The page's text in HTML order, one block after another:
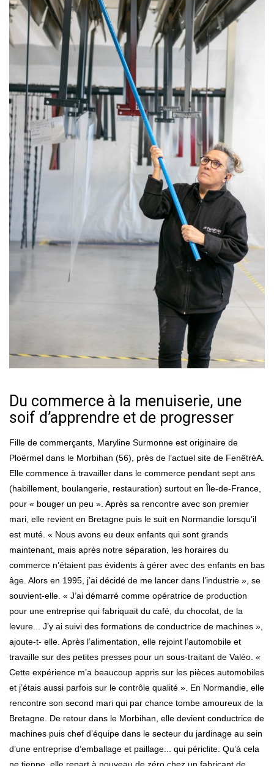
Du commerce à la menuiserie, une
soif d’apprendre et de progresser
Fille de commerçants, Maryline Surmonne est originaire de
Ploërmel dans le Morbihan (56), près de l’actuel site de FenêtréA.
Elle commence à travailler dans le commerce pendant sept ans
(habillement, boulangerie, restauration) surtout en Île-de-France,
pour « bouger un peu ». Après sa rencontre avec son premier
mari, elle revient en Bretagne puis le suit en Normandie lorsqu’il
est muté. « Nous avons eu deux enfants qui sont grands
maintenant, mais après notre séparation, les horaires du
commerce n’étaient pas évidents à gérer avec des enfants en bas
âge. Alors en 1995, j’ai décidé de me lancer dans l’industrie », se
souvient-elle. « J’ai démarré comme opératrice de production
pour une entreprise qui fabriquait du café, du chocolat, de la
levure... J’y ai suivi des formations de conductrice de machines »,
ajoute-t- elle. Après l’alimentation, elle rejoint l’automobile et
travaille sur des petites presses pour un sous-traitant de Valéo. «
Cette expérience m’a beaucoup appris sur les pièces automobiles
et j’étais aussi parfois sur le contrôle qualité ». En Normandie, elle
rencontre son second mari qui par chance tombe amoureux de la
Bretagne. De retour dans le Morbihan, elle devient conductrice de
machines puis chef d’équipe dans le secteur du jardinage au sein
d’une entreprise d’emballage et paillage... qui périclite. Qu’à cela